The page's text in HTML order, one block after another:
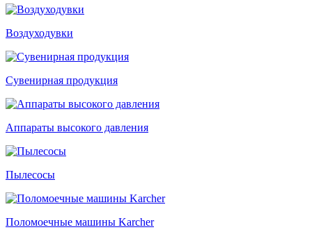
Воздуходувки
Сувенирная продукция
Аппараты высокого давления
Пылесосы
Поломоечные машины Karcher